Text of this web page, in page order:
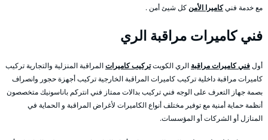
مع خدمة فنيكاميرا الأمنكل شيئ أمن .
فني كاميرات مراقبة الري
أولفني كاميرات مراقبة الري الكويتتركيب كاميراتالمراقبة المنزلية والتجارية تركيب
كاميرات مراقبة داخلية تركيب كاميرات المراقبة الخارجية تركيب أجهزة حجور وانصراف
بصمة جهاز التعرف على الوجه فني تركيب بدالات ممتاز فني انتركم باناسونيك متخصصون
أنظمة حماية أمنية مع توفير مختلف أنواع الكاميرات لأغراض المراقبة و الحماية في
المنازل أو الشركات أو المؤسسات.